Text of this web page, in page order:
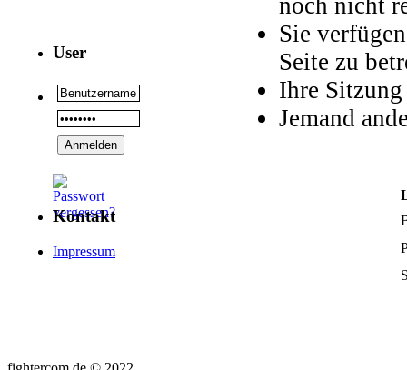
User
Kontakt
Impressum
Sie
Seite zu
Ihre
Jemand